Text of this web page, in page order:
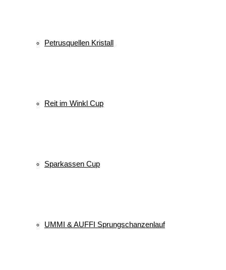
Petrusquellen Kristall
Reit im Winkl Cup
Sparkassen Cup
UMMI & AUFFI Sprungschanzenlauf